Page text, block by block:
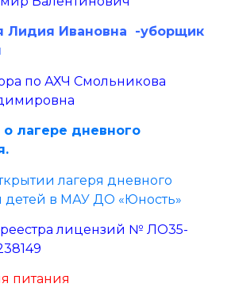
Лидия Ивановна -уборщик
по АХЧ Смольникова
лагере дневного
лагеря дневного
детей в МАУ ДО «Юность»
лицензий № ЛО35-
питания